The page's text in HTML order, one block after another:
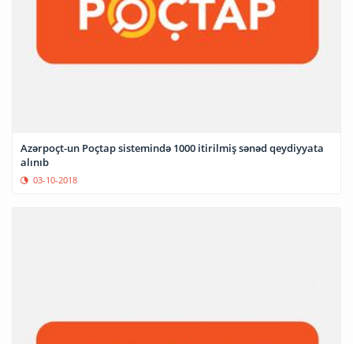
Azərpoçt-un Poçtap sistemində 1000 itirilmiş sənəd qeydiyyata
alınıb
03-10-2018